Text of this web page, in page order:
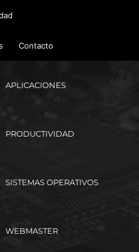
Contacto
APLICACIONES
PRODUCTIVIDAD
SISTEMAS OPERATIVOS
WEBMASTER